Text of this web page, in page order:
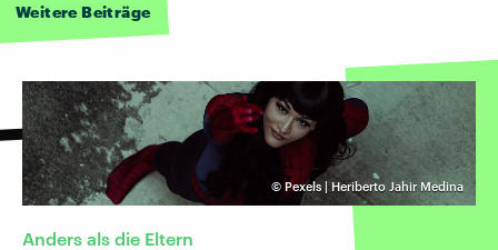
Weitere Beiträge
©Pexels | Heriberto Jahir Medina
Anders als die Eltern